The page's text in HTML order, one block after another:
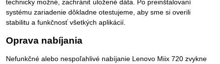
technicky možné, zachrániť uložené dáta. Po preinštalovaní
systému zariadenie dôkladne otestujeme, aby sme si overili
stabilitu a funkčnosť všetkých aplikácií.
Oprava nabíjania
Nefunkčné alebo nespoľahlivé nabíjanie Lenovo Miix 720 zvykne